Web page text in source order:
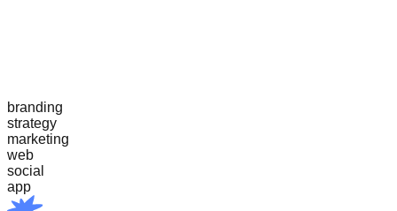
branding
strategy
marketing
web
social
app